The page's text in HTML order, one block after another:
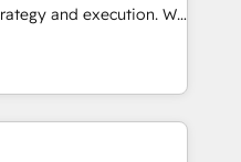
operations to
predictive
AI, we turn data into
advantage.
and execution. We
to align your leadership
predictable